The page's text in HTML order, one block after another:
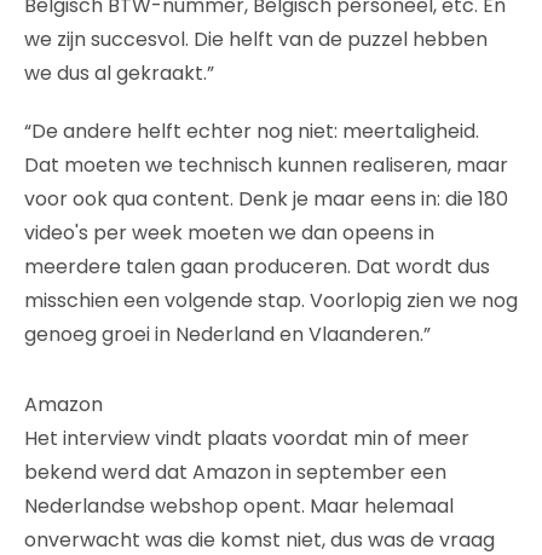
we zijn succesvol. Die helft van de puzzel hebben
we dus al gekraakt.”
“De andere helft echter nog niet: meertaligheid.
Dat moeten we technisch kunnen realiseren, maar
voor ook qua content. Denk je maar eens in: die 180
video's per week moeten we dan opeens in
meerdere talen gaan produceren. Dat wordt dus
misschien een volgende stap. Voorlopig zien we nog
genoeg groei in Nederland en Vlaanderen.”
Amazon
Het interview vindt plaats voordat min of meer
bekend werd dat Amazon in september een
Nederlandse webshop opent. Maar helemaal
onverwacht was die komst niet, dus was de vraag